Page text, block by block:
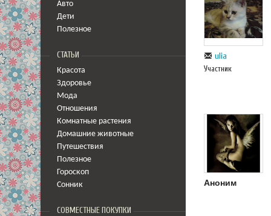
Авто
Дети
Полезное
СТАТЬИ
Красота
Здоровье
Мода
Отношения
Комнатные растения
Домашние животные
Путешествия
Полезное
Гороскоп
Сонник
СОВМЕСТНЫЕ ПОКУПКИ
ulia
Участник
Аноним